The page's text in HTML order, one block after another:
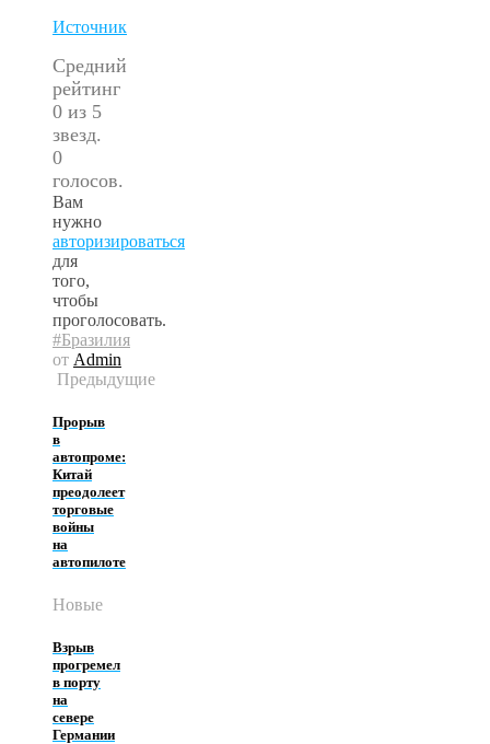
Источник
Средний
рейтинг
0 из 5
звезд.
0
голосов.
Вам
нужно
авторизироваться
для
того,
чтобы
проголосовать.
#Бразилия
от Admin
Предыдущие
Прорыв
в
автопроме:
Китай
преодолеет
торговые
войны
на
автопилоте
Новые
Взрыв
прогремел
в порту
на
севере
Германии